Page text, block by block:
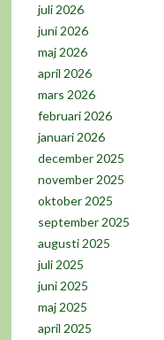
juli 2026
juni 2026
maj 2026
april 2026
mars 2026
februari 2026
januari 2026
december 2025
november 2025
oktober 2025
september 2025
augusti 2025
juli 2025
juni 2025
maj 2025
april 2025